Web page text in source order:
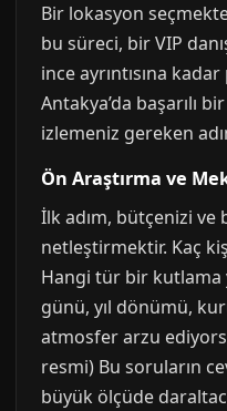
Bir lokasyon
bu süreci, bir VIP
ince ayrıntısına
Antakya’da başarılı
izlemeniz gereken
Ön Araştırma ve
İlk adım, bütçenizi ve
netleştirmektir. Kaç
Hangi tür bir kutlama
günü, yıl dönümü,
atmosfer arzu
resmi) Bu soruların
büyük ölçüde